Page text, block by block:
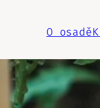
O osadě